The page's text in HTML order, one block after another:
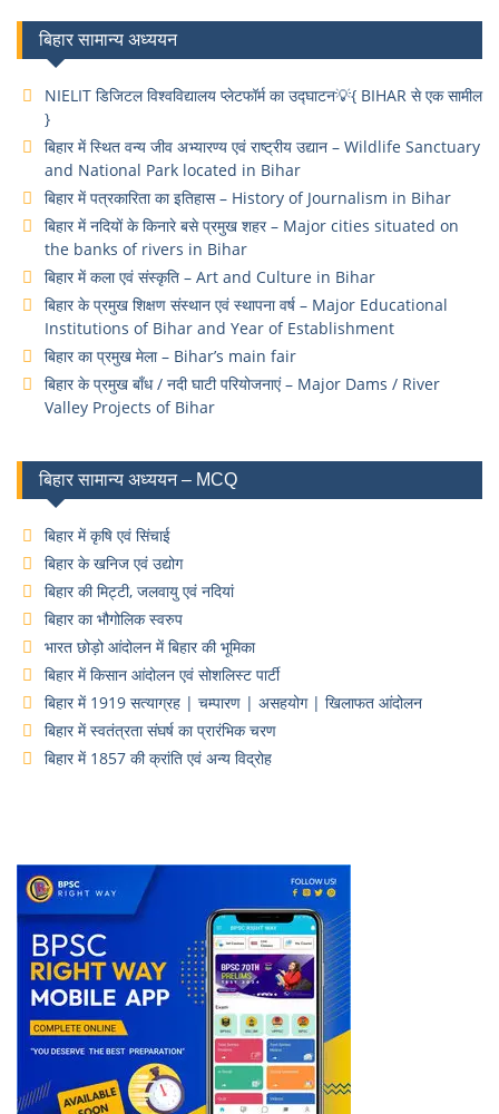
बिहार सामान्य अध्ययन
NIELIT डिजिटल विश्वविद्यालय प्लेटफॉर्म का उद्घाटन💡{ BIHAR से एक सामील
}
बिहार में स्थित वन्य जीव अभ्यारण्य एवं राष्ट्रीय उद्यान – Wildlife Sanctuary
and National Park located in Bihar
बिहार में पत्रकारिता का इतिहास – History of Journalism in Bihar
बिहार में नदियों के किनारे बसे प्रमुख शहर – Major cities situated on
the banks of rivers in Bihar
बिहार में कला एवं संस्कृति – Art and Culture in Bihar
बिहार के प्रमुख शिक्षण संस्थान एवं स्थापना वर्ष – Major Educational
Institutions of Bihar and Year of Establishment
बिहार का प्रमुख मेला – Bihar’s main fair
बिहार के प्रमुख बाँध / नदी घाटी परियोजनाएं – Major Dams / River
Valley Projects of Bihar
बिहार सामान्य अध्ययन – MCQ
बिहार में कृषि एवं सिंचाई
बिहार के खनिज एवं उद्योग
बिहार की मिट्टी, जलवायु एवं नदियां
बिहार का भौगोलिक स्वरुप
भारत छोड़ो आंदोलन में बिहार की भूमिका
बिहार में किसान आंदोलन एवं सोशलिस्ट पार्टी
बिहार में 1919 सत्याग्रह | चम्पारण | असहयोग | खिलाफत आंदोलन
बिहार में स्वतंत्रता संघर्ष का प्रारंभिक चरण
बिहार में 1857 की क्रांति एवं अन्य विद्रोह